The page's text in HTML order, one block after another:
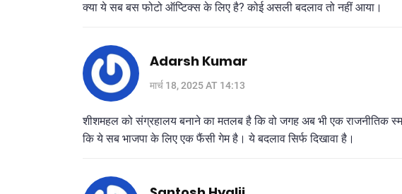
क्या ये सब बस फोटो ऑप्टिक्स के लिए है? कोई असली बदलाव तो नहीं आया।
Adarsh Kumar
मार्च 18, 2025 AT 14:13
शीशमहल को संग्रहालय बनाने का मतलब है कि वो जगह अब भी एक राजनीतिक
कि ये सब भाजपा के लिए एक फैंसी गेम है। ये बदलाव सिर्फ दिखावा है।